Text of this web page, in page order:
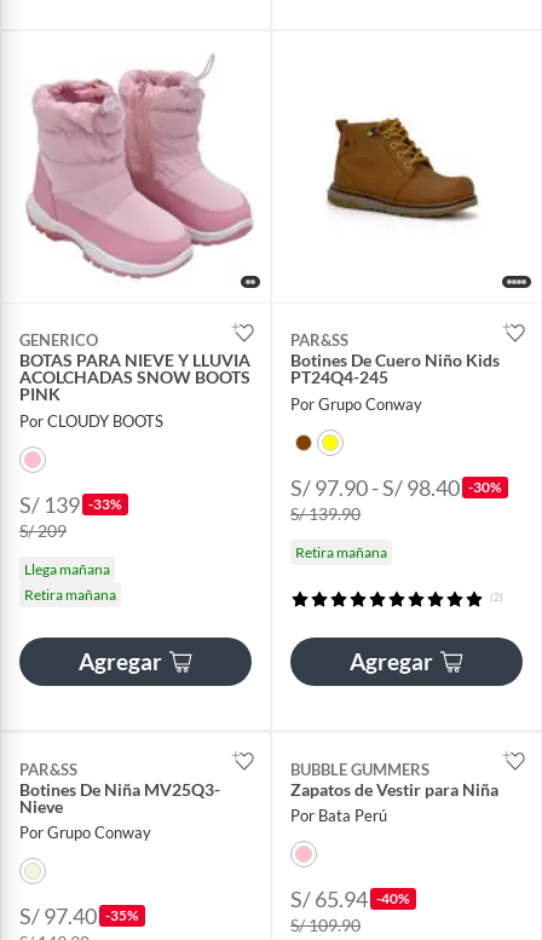
GENERICO
BOTAS PARA NIEVE Y LLUVIA
ACOLCHADAS SNOW BOOTS
PINK
Por CLOUDY BOOTS
S/ 139 -33%
S/ 209
Llega mañana
Retira mañana
Agregar
PAR&SS
Botines De Cuero Niño Kids
PT24Q4-245
Por Grupo Conway
S/ 97.90 - S/ 98.40 -30%
S/ 139.90
Retira mañana
(2)
Agregar
PAR&SS
Botines De Niña MV25Q3-
Nieve
Por Grupo Conway
S/ 97.40 -35%
BUBBLE GUMMERS
Zapatos de Vestir para Niña
Por Bata Perú
S/ 65.94 -40%
S/ 109.90